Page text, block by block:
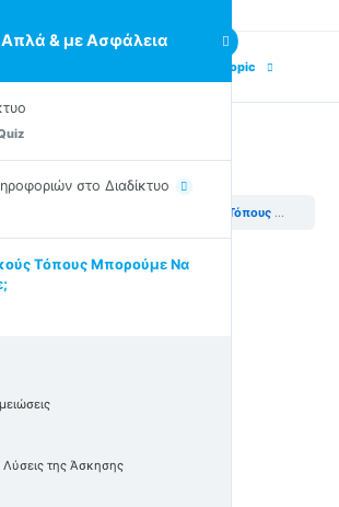
Απλά & με Ασφάλεια
διαδίκτυο
στο Διαδίκτυο
Προβληματισμού
μια λύση
Τόπους Μπορούμε Να
Λύσεις της Άσκησης
Next Topic
& με Ασφάλεια Ποιους Δικτυακούς Τόπους Μπορούμε Να Εμπιστευτούμε;